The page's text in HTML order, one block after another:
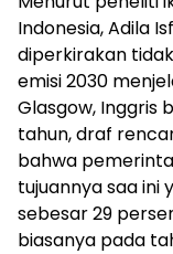
Indonesia, Adila
diperkirakan
emisi 2030
Glasgow, Inggris
tahun, draf
bahwa
tujuannya saa ini
sebesar 29
biasanya pada